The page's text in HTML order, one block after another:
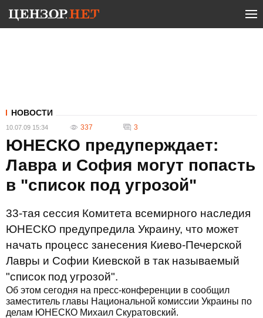
НОВОСТИ
10.07.09 15:34 337 3
ЮНЕСКО предуперждает:
Лавра и София могут попасть
в "список под угрозой"
33-тая сессия Комитета всемирного наследия
ЮНЕСКО предупредила Украину, что может
начать процесс занесения Киево-Печерской
Лавры и Софии Киевской в так называемый
"список под угрозой".
Об этом сегодня на пресс-конференции в сообщил
заместитель главы Национальной комиссии Украины по
делам ЮНЕСКО Михаил Скуратовский.